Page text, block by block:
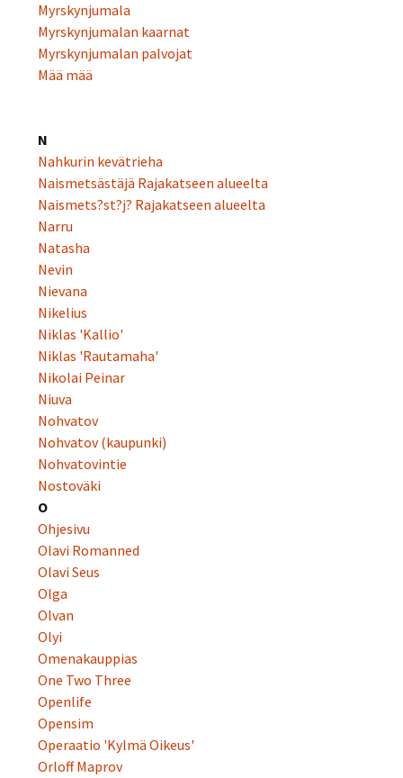
Myrskynjumala
Myrskynjumalan kaarnat
Myrskynjumalan palvojat
Mää mää
N
Nahkurin kevätrieha
Naismetsästäjä Rajakatseen alueelta
Naismets?st?j? Rajakatseen alueelta
Narru
Natasha
Nevin
Nievana
Nikelius
Niklas 'Kallio'
Niklas 'Rautamaha'
Nikolai Peinar
Niuva
Nohvatov
Nohvatov (kaupunki)
Nohvatovintie
Nostoväki
O
Ohjesivu
Olavi Romanned
Olavi Seus
Olga
Olvan
Olyi
Omenakauppias
One Two Three
Openlife
Opensim
Operaatio 'Kylmä Oikeus'
Orloff Maprov